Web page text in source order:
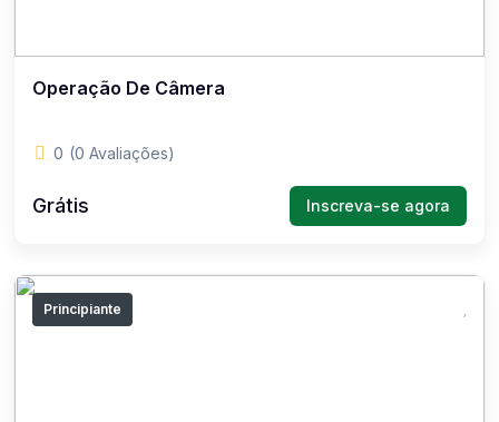
Operação De Câmera
0 (0 Avaliações)
Grátis Inscreva-se agora
Principiante